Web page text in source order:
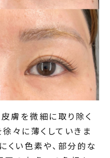
膚を微細に取り除く
々に薄くしていきま
くい色素や、部分的な